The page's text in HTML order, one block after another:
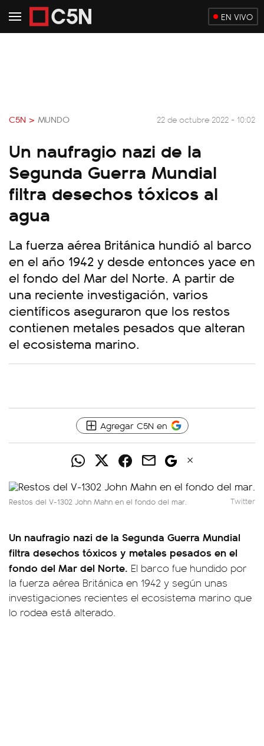
EN VIVO
C5N > MUNDO 22 de octubre 2022 - 10:02
Un naufragio nazi de la
Segunda Guerra Mundial
filtra desechos tóxicos al
agua
La fuerza aérea Británica hundió al barco
en el año 1942 y desde entonces yace en
el fondo del Mar del Norte. A partir de
una reciente investigación, varios
científicos aseguraron que los restos
contienen metales pesados que alteran
el ecosistema marino.
Agregar C5N en
Restos del V-1302 John Mahn en el fondo del mar. Twitter
Un naufragio nazi de la Segunda Guerra Mundial
filtra desechos tóxicos y metales pesados en el
fondo del Mar del Norte. El barco fue hundido por
la fuerza aérea Británica en 1942 y según unas
investigaciones recientes el ecosistema marino que
lo rodea está alterado.